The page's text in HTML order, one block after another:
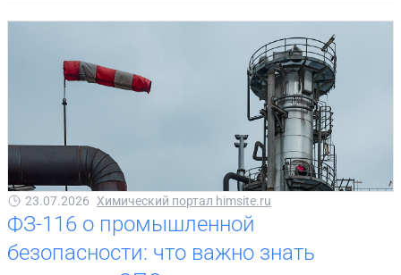
23.07.2026 Химический портал himsite.ru
ФЗ-116 о промышленной
безопасности: что важно знать